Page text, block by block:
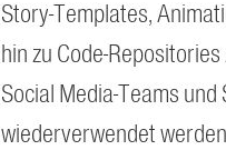
Story-Templates,
hin zu Code-
Social Media-Teams
wiederverwendet